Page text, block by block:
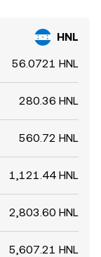
HNL
56.0721 HNL
280.36 HNL
560.72 HNL
1,121.44 HNL
2,803.60 HNL
5,607.21 HNL